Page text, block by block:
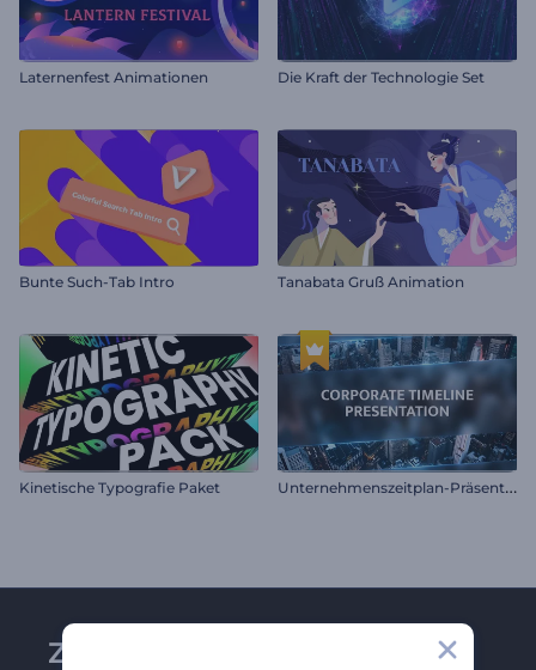
Laternenfest Animationen Die Kraft der Technologie Set
Bunte Such-Tab Intro Tanabata Gruß Animation
Kinetische Typografie Paket U
nternehmenszeitplan-Präsentation
Zu Renderforest-